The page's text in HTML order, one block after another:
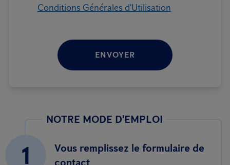
Conditions Générales d'Utilisation
ENVOYER
NOTRE MODE D'EMPLOI
1
Vous remplissez le formulaire de
contact